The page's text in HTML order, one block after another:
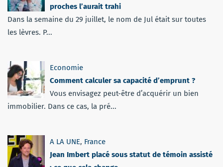
proches l’aurait trahi
Dans la semaine du 29 juillet, le nom de Jul était sur toutes
les lèvres. P...
Economie
Comment calculer sa capacité d’emprunt ?
Vous envisagez peut-être d’acquérir un bien
immobilier. Dans ce cas, la pré...
A LA UNE, France
Jean Imbert placé sous statut de témoin assisté